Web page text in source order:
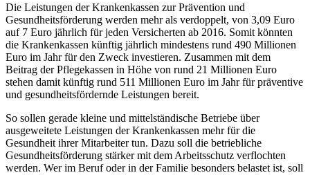
Die Leistungen der Krankenkassen zur Prävention und
Gesundheitsförderung werden mehr als verdoppelt, von 3,09 Euro
auf 7 Euro jährlich für jeden Versicherten ab 2016. Somit könnten
die Krankenkassen künftig jährlich mindestens rund 490 Millionen
Euro im Jahr für den Zweck investieren. Zusammen mit dem
Beitrag der Pflegekassen in Höhe von rund 21 Millionen Euro
stehen damit künftig rund 511 Millionen Euro im Jahr für präventive
und gesundheitsfördernde Leistungen bereit.
So sollen gerade kleine und mittelständische Betriebe über
ausgeweitete Leistungen der Krankenkassen mehr für die
Gesundheit ihrer Mitarbeiter tun. Dazu soll die betriebliche
Gesundheitsförderung stärker mit dem Arbeitsschutz verflochten
werden. Wer im Beruf oder in der Familie besonders belastet ist, soll